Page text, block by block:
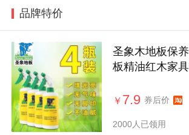
品牌特价
圣象木地板保
板精油红木家
￥ 7.9 券后价
2000人已领用